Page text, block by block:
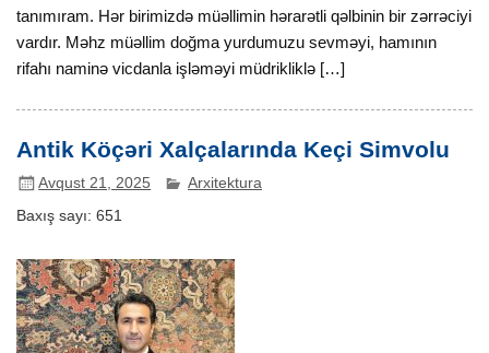
tanımıram. Hər birimizdə müəllimin hərarətli qəlbinin bir zərrəciyi
vardır. Məhz müəllim doğma yurdumuzu sevməyi, hamının
rifahı naminə vicdanla işləməyi müdrikliklə […]
Antik Köçəri Xalçalarında Keçi Simvolu
Avqust 21, 2025 Arxitektura
Baxış sayı: 651